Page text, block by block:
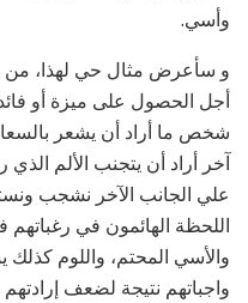
وأسي.
و سأعرض مثال حي لهذا، من
أجل الحصول على ميزة أو
شخص ما أراد أن يشعر
آخر أراد أن يتجنب الألم
علي الجانب الآخر نشجب
اللحظة الهائمون في رغباتهم
والأسي المحتم، واللوم
واجباتهم نتيجة لضعف